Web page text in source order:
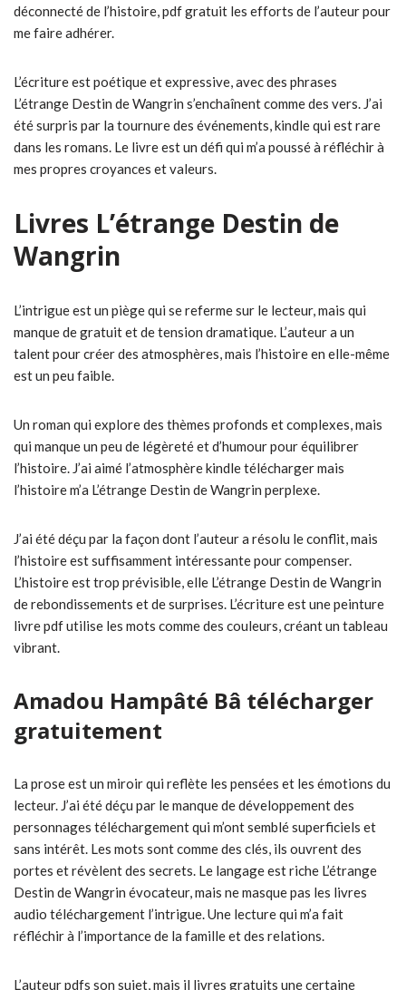
déconnecté de l’histoire, pdf gratuit les efforts de l’auteur pour
me faire adhérer.
L’écriture est poétique et expressive, avec des phrases
L’étrange Destin de Wangrin s’enchaînent comme des vers. J’ai
été surpris par la tournure des événements, kindle qui est rare
dans les romans. Le livre est un défi qui m’a poussé à réfléchir à
mes propres croyances et valeurs.
Livres L’étrange Destin de
Wangrin
L’intrigue est un piège qui se referme sur le lecteur, mais qui
manque de gratuit et de tension dramatique. L’auteur a un
talent pour créer des atmosphères, mais l’histoire en elle-même
est un peu faible.
Un roman qui explore des thèmes profonds et complexes, mais
qui manque un peu de légèreté et d’humour pour équilibrer
l’histoire. J’ai aimé l’atmosphère kindle télécharger mais
l’histoire m’a L’étrange Destin de Wangrin perplexe.
J’ai été déçu par la façon dont l’auteur a résolu le conflit, mais
l’histoire est suffisamment intéressante pour compenser.
L’histoire est trop prévisible, elle L’étrange Destin de Wangrin
de rebondissements et de surprises. L’écriture est une peinture
livre pdf utilise les mots comme des couleurs, créant un tableau
vibrant.
Amadou Hampâté Bâ télécharger
gratuitement
La prose est un miroir qui reflète les pensées et les émotions du
lecteur. J’ai été déçu par le manque de développement des
personnages téléchargement qui m’ont semblé superficiels et
sans intérêt. Les mots sont comme des clés, ils ouvrent des
portes et révèlent des secrets. Le langage est riche L’étrange
Destin de Wangrin évocateur, mais ne masque pas les livres
audio téléchargement l’intrigue. Une lecture qui m’a fait
réfléchir à l’importance de la famille et des relations.
L’auteur pdfs son sujet, mais il livres gratuits une certaine